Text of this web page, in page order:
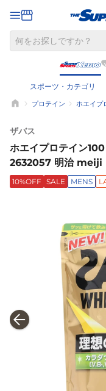
スポーツ・カテゴリ
プロテイン ホエイプ
ザバス
ホエイプロテイン
2632057 明治 meiji
10%OFF SALE MENS